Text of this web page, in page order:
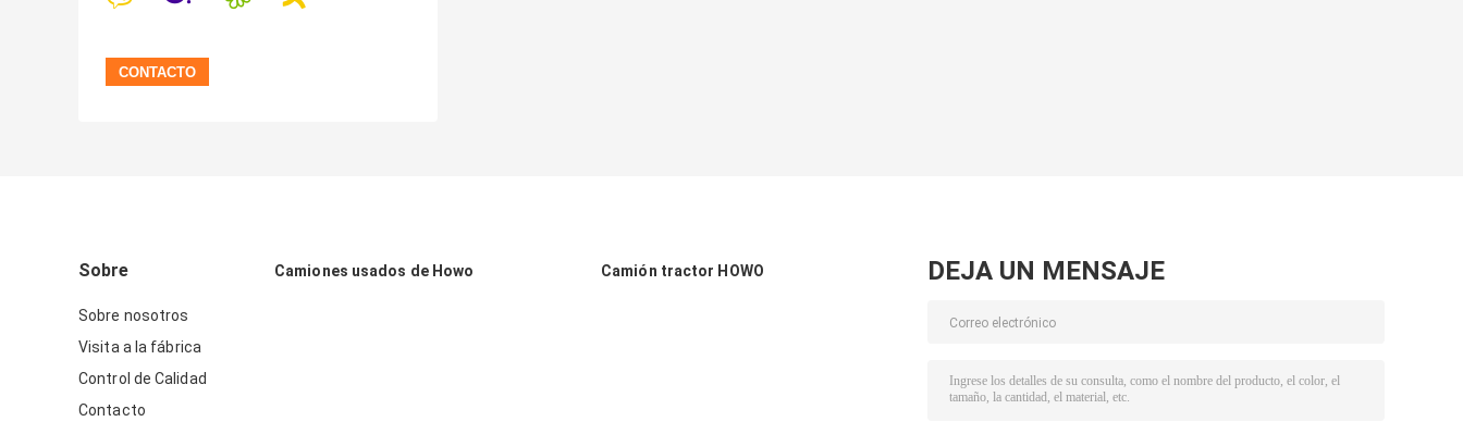
Sobre
Sobre nosotros
Visita a la fábrica
Control de Calidad
Contacto
Camiones usados de Howo Camión tractor HOWO DEJA UN MENSAJE